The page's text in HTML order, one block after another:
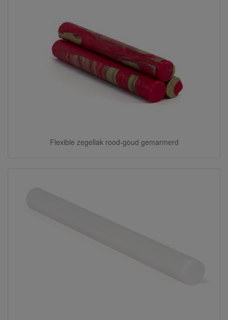
Flexible zegellak rood-goud gemarmerd